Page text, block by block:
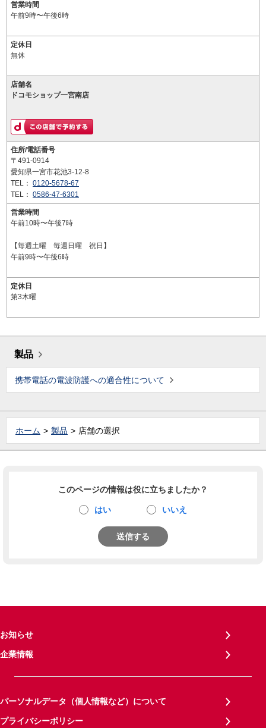
営業時間
午前9時〜午後6時
定休日
無休
店舗名
ドコモショップ一宮南店
住所/電話番号
〒491-0914
愛知県一宮市花池3-12-8
TEL： 0120-5678-67
TEL： 0586-47-6301
営業時間
午前10時〜午後7時
【毎週土曜 毎週日曜 祝日】
午前9時〜午後6時
定休日
第3木曜
製品
携帯電話の電波防護への適合性について
ホーム 製品 店舗の選択
このページの情報は役に立ちましたか？
はい いいえ
送信する
お知らせ
企業情報
パーソナルデータ（個人情報など）について
プライバシーポリシー